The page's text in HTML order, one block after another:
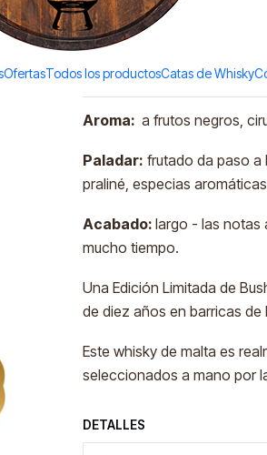
OfertasTodos los productosCatas de Whisky
Cantidad
DESCRIPCIÓN
Aroma: a frutos negros,
Paladar: frutado da paso a
praliné, especias
Acabado: largo - las notas
mucho tiempo.
Una Edición Limitada de
de diez años en barricas
Este whisky de malta es
seleccionados a mano por
DETALLES